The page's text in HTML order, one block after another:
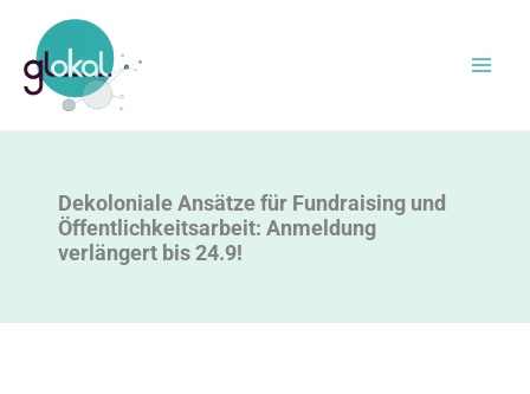
Inhalt
springen
Dekoloniale Ansätze für Fundraising und
Öffentlichkeitsarbeit: Anmeldung
verlängert bis 24.9!